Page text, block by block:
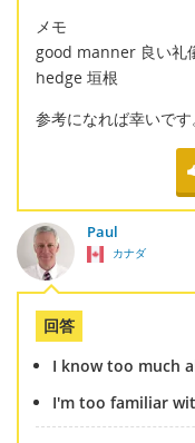
メモ
good manner 良い礼
hedge 垣根
参考になれば幸いです
Paul
カナダ
回答
I know too much
I'm too familiar